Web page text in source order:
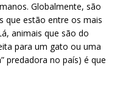
Globalmente, são
que estão entre os mais
animais que são do
para um gato ou uma
predadora no país) é que